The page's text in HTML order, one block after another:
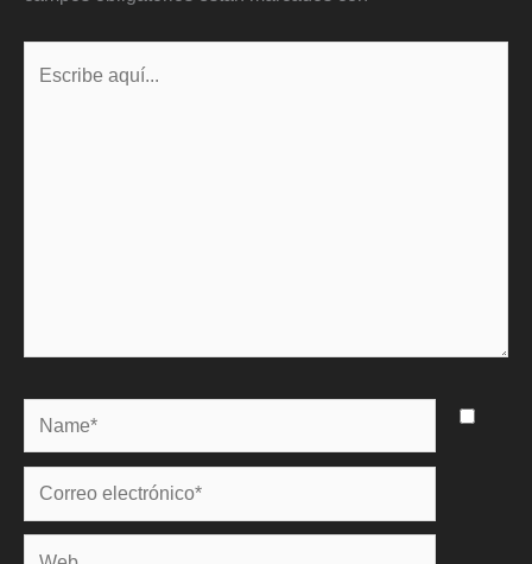
Name*
Correo
electrónico*
Web